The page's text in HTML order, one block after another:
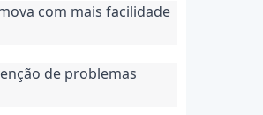
com mais facilidade
de problemas